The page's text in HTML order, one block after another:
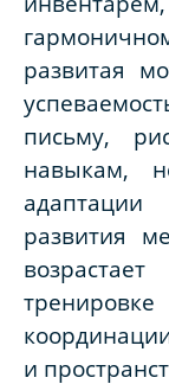
развитая
письму,
навыкам,
адаптации
развития
и